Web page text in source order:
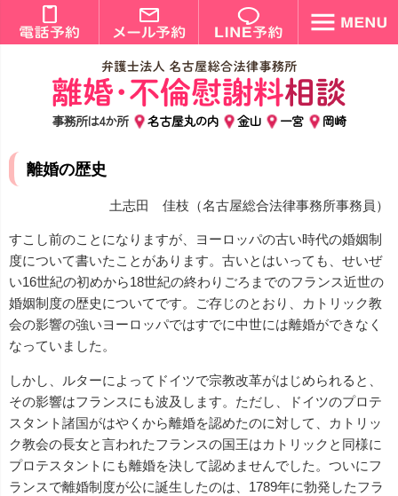
事務所は4か所 名古屋丸の内 金山 一宮 岡崎
離婚の歴史
土志田 佳枝（名古屋総合法律事務所事務員）
すこし前のことになりますが、ヨーロッパの古い時代の婚姻制
度について書いたことがあります。古いとはいっても、せいぜ
い16世紀の初めから18世紀の終わりごろまでのフランス近世の
婚姻制度の歴史についてです。ご存じのとおり、カトリック教
会の影響の強いヨーロッパではすでに中世には離婚ができなく
なっていました。
しかし、ルターによってドイツで宗教改革がはじめられると、
その影響はフランスにも波及します。ただし、ドイツのプロテ
スタント諸国がはやくから離婚を認めたのに対して、カトリッ
ク教会の長女と言われたフランスの国王はカトリックと同様に
プロテスタントにも離婚を決して認めませんでした。ついにフ
ランスで離婚制度が公に誕生したのは、1789年に勃発したフラ